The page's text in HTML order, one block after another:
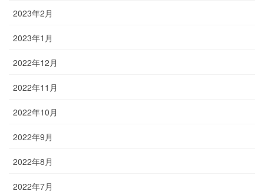
2023年2月
2023年1月
2022年12月
2022年11月
2022年10月
2022年9月
2022年8月
2022年7月